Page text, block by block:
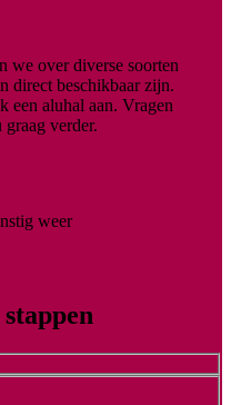
we over diverse soorten
direct beschikbaar zijn.
een aluhal aan. Vragen
verder.